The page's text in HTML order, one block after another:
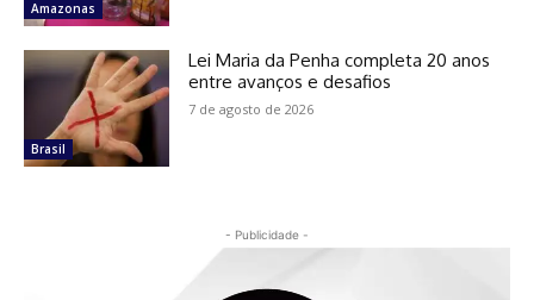
Amazonas
Brasil
Lei Maria da Penha completa 20 anos
entre avanços e desafios
7 de agosto de 2026
- Publicidade -